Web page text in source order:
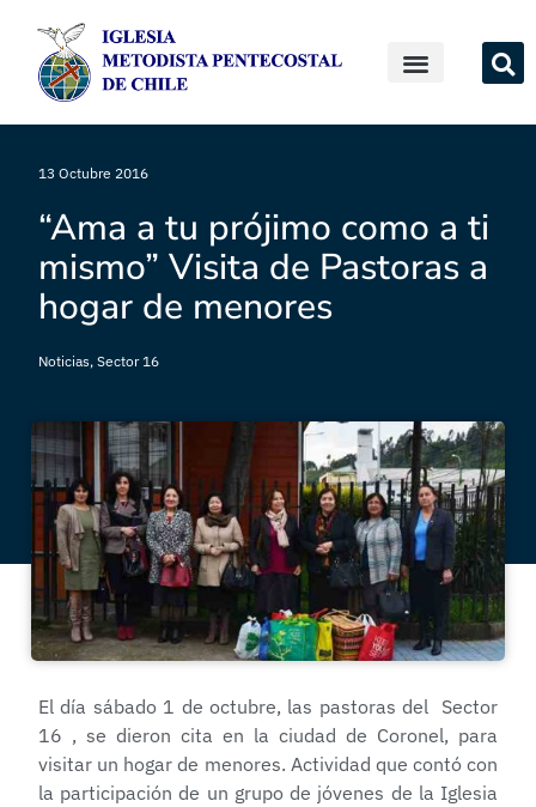
13 Octubre 2016
“Ama a tu prójimo como a ti
mismo” Visita de Pastoras a
hogar de menores
Noticias, Sector 16
El día sábado 1 de octubre, las pastoras del Sector
16 , se dieron cita en la ciudad de Coronel, para
visitar un hogar de menores. Actividad que contó con
la participación de un grupo de jóvenes de la Iglesia